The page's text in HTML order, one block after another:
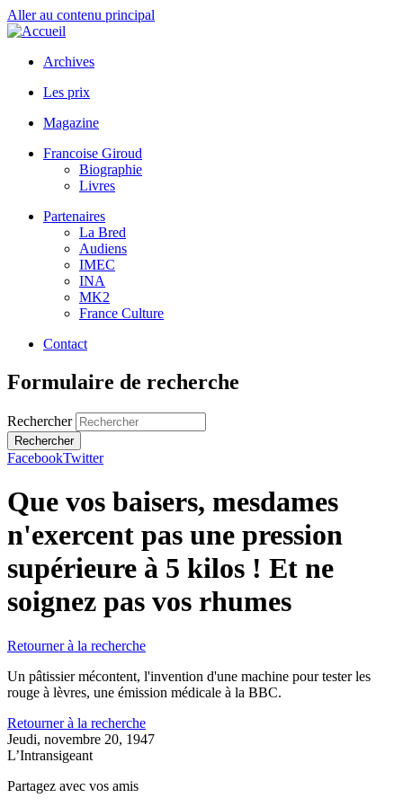
Aller au contenu principal
Archives
Les prix
Magazine
Francoise Giroud
Biographie
Livres
Partenaires
La Bred
Audiens
IMEC
INA
MK2
France Culture
Contact
Formulaire de recherche
Rechercher
FacebookTwitter
Que vos baisers, mesdames
n'exercent pas une pression
supérieure à 5 kilos ! Et ne
soignez pas vos rhumes
Retourner à la recherche
Un pâtissier mécontent, l'invention d'une machine pour tester les
rouge à lèvres, une émission médicale à la BBC.
Retourner à la recherche
Jeudi, novembre 20, 1947
L’Intransigeant
Partagez avec vos amis